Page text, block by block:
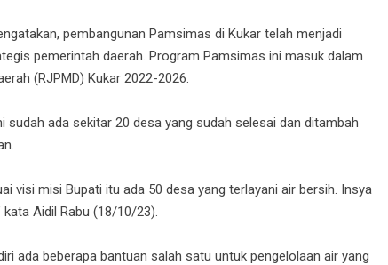
pembangunan Pamsimas di Kukar telah menjadi
pemerintah daerah. Program Pamsimas ini masuk dalam
(RJPMD) Kukar 2022-2026.
ada sekitar 20 desa yang sudah selesai dan ditambah
visi misi Bupati itu ada 50 desa yang terlayani air bersih. Insya
Aidil Rabu (18/10/23).
ada beberapa bantuan salah satu untuk pengelolaan air yang